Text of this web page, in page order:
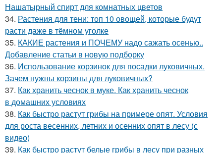
Нашатырный спирт для комнатных цветов
34. Растения для тени: топ 10 овощей, которые будут
расти даже в тёмном уголке
35. КАКИЕ растения и ПОЧЕМУ надо сажать осенью..
Добавление статьи в новую подборку
36. Использование корзинок для посадки луковичных.
Зачем нужны корзины для луковичных?
37. Как хранить чеснок в муке. Как хранить чеснок
в домашних условиях
38. Как быстро растут грибы на примере опят. Условия
для роста весенних, летних и осенних опят в лесу (с
видео)
39. Как быстро растут белые грибы в лесу при разных